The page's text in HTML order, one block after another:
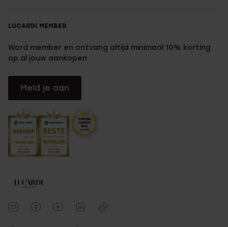
LUCARDI MEMBER
Word member en ontvang altijd minimaal 10% korting
op al jouw aankopen
Meld je aan